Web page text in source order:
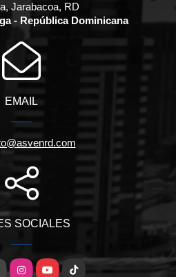
Jarabacoa, RD
- República Dominicana
EMAIL
SOCIALES
InstagramYouTubeTikTok